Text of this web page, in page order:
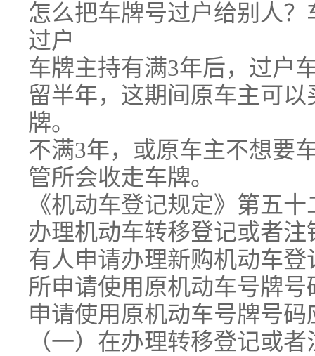
怎么把车牌号过户给别人
过户
车牌主持有满3年后，过户
留半年，这期间原车主可
牌。
不满3年，或原车主不想要
管所会收走车牌。
《机动车登记规定》第五十
办理机动车转移登记或者
有人申请办理新购机动车
所申请使用原机动车号牌号
申请使用原机动车号牌号
（一）在办理转移登记或